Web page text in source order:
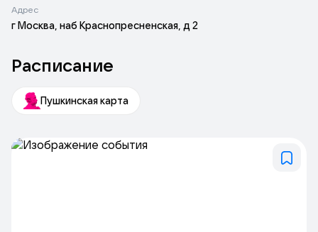
Адрес
г Москва, наб Краснопресненская, д 2
Расписание
Пушкинская карта